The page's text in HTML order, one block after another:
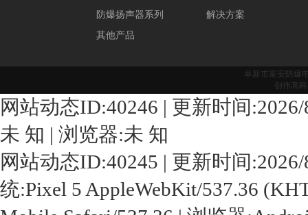
防爆扬声器系列
其他产品
解决方案
阜新市富安防爆
创伟高科
网站动态ID:40246 | 更新时间
未 知 | 浏览器:未 知
网站动态ID:40245 | 更新时间
统:Pixel 5 AppleWebKit/537.36